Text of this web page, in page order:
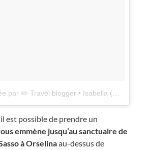
Une photo publiée par ✏️ Travel blogger • Isabella (@chauxmelemonde)
est possible de prendre un
emmène jusqu’au sanctuaire de
à Orselinaau-dessus de